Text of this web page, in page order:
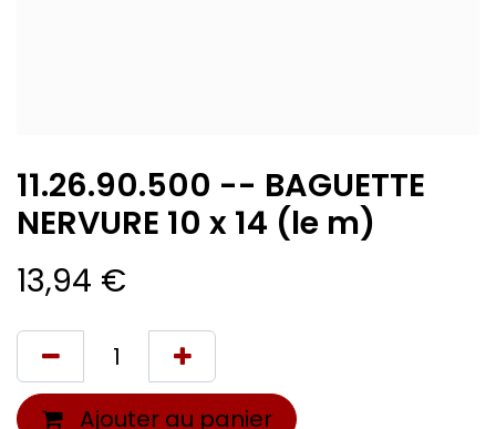
11.26.90.500 -- BAGUETTE
NERVURE 10 x 14 (le m)
13,94 €
Ajouter au panier